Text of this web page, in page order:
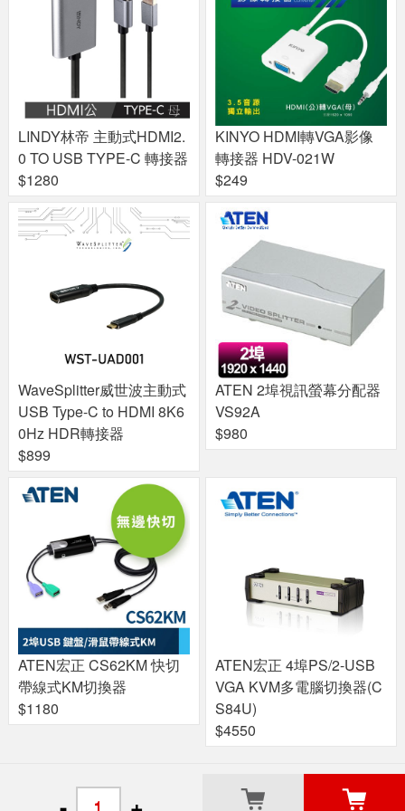
LINDY林帝 主動式HDMI2.
0 TO USB TYPE-C 轉接器
$1280
KINYO HDMI轉VGA影像
轉接器 HDV-021W
$249
WaveSplitter威世波主動式
USB Type-C to HDMI 8K6
0Hz HDR轉接器
$899
ATEN 2埠視訊螢幕分配器
VS92A
$980
ATEN宏正 CS62KM 快切
帶線式KM切換器
$1180
ATEN宏正 4埠PS/2-USB
VGA KVM多電腦切換器(C
S84U)
$4550
關於良興